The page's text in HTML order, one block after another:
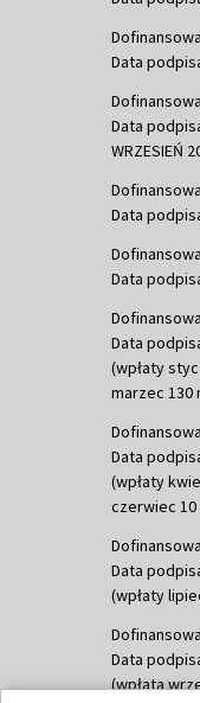
Data
Data
WRZESIEŃ
Data
Data
Data
(wpłaty
marzec 130
Data
(wpłaty
czerwiec 10
Data
(wpłaty
Data
(wpłata